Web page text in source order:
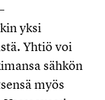
yksi
Yhtiö voi
sähkön
myös